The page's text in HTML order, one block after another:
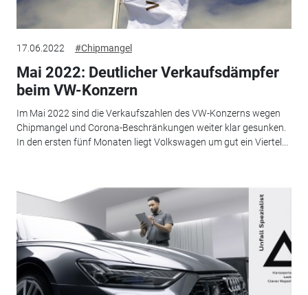
17.06.2022 #Chipmangel
Mai 2022: Deutlicher Verkaufsdämpfer
beim VW-Konzern
Im Mai 2022 sind die Verkaufszahlen des VW-Konzerns wegen
Chipmangel und Corona-Beschränkungen weiter klar gesunken.
In den ersten fünf Monaten liegt Volkswagen um gut ein Viertel...